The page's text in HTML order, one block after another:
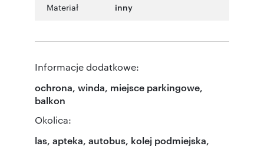
Materiał inny
Informacje dodatkowe:
ochrona, winda, miejsce parkingowe,
balkon
Okolica:
las, apteka, autobus, kolej podmiejska,